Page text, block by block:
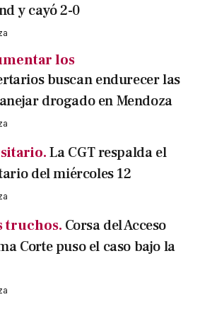
y cayó 2-0
los
buscan endurecer las
drogado en Mendoza
La CGT respalda el
del miércoles 12
truchos. Corsa del Acceso
Corte puso el caso bajo la